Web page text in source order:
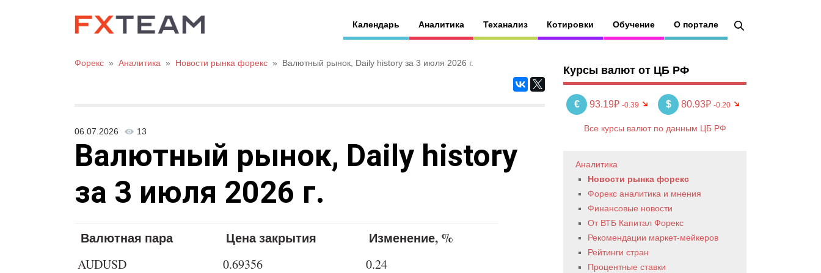
Календарь Аналитика Теханализ Котировки Обучение О портале
Форекс » Аналитика » Новости рынка форекс » Валютный рынок, Daily history за 3 июля 2026 г.
06.07.2026 13
Валютный рынок, Daily history
за 3 июля 2026 г.
Валютная пара Цена закрытия Изменение, %
AUDUSD 0.69356
0.24
Курсы валют от ЦБ РФ
€ 93.19₽ -0.39 $ 80.93₽ -0.20
Все курсы валют по данным ЦБ РФ
Аналитика
Новости рынка форекс
Форекс аналитика и мнения
Финансовые новости
От ВТБ Капитал Форекс
Рекомендации маркет-мейкеров
Рейтинги стран
Процентные ставки